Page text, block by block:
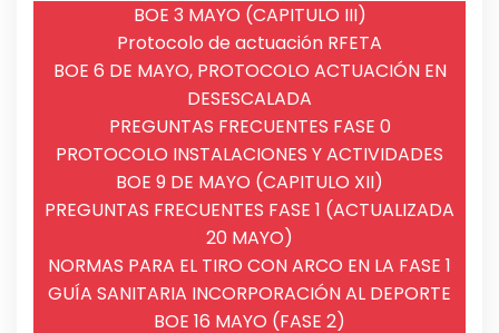
BOE 3 MAYO (CAPITULO III)
Protocolo de actuación RFETA
BOE 6 DE MAYO, PROTOCOLO ACTUACIÓN EN
DESESCALADA
PREGUNTAS FRECUENTES FASE 0
PROTOCOLO INSTALACIONES Y ACTIVIDADES
BOE 9 DE MAYO (CAPITULO XII)
PREGUNTAS FRECUENTES FASE 1 (ACTUALIZADA
20 MAYO)
NORMAS PARA EL TIRO CON ARCO EN LA FASE 1
GUÍA SANITARIA INCORPORACIÓN AL DEPORTE
BOE 16 MAYO (FASE 2)